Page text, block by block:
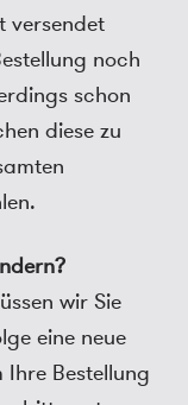
versendet
noch
schon
diese zu
wir Sie
eine neue
Ihre Bestellung